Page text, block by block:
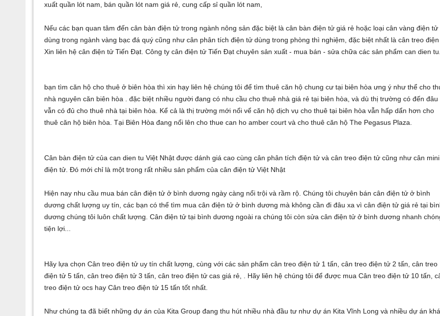
xuất quần lót nam, bán quần lót nam giá rẻ,cung cấp sỉ quần lót nam,
Nếu các bạn quan tâm đếncân bàn điện tử trong ngành nông sản đặc biệt làcân bàn điện tử giá rẻ hoặc loạicân vàng điện tử
dùng trong ngành vàng bạc đá quý cũng nhưcân phân tích điện tử dùng trong phòng thì nghiệm, đặc biệt nhất làcân treo
Xin liên hệcân điện tử Tiến Đạt. Công tycân điện tử Tiến Đạt chuyên sản xuất - mua bán - sửa chữa các sản phẩmcan dien tu.
bạn tìmcăn hộ cho thuê ở biên hòa thì xin hạy liên hệ chúng tôi để tìmthuê căn hộ chung cư tại biên hòa ưng ý như thểcho
nhà nguyên căn biên hòa . đặc biệt nhiều người đang có nhu cầucho thuê nhà giá rẻ tại biên hòa, và dù thị trường có đến đâu
vẫn có đủcho thuê nhà tại biên hòa. Kể cả là thị trường mới nổi vểcăn hộ dịch vụ cho thuê tại biên hòa vẫn hấp dẩn hơncho
thuê căn hộ biên hòa. Tại Biên Hòa đang nổi lêncho thue can ho amber court vàcho thuê căn hộ The Pegasus Plaza.
Cân bàn điện tử củacan dien tu Việt Nhật được dánh giá cao cùngcân phân tích điện tử vàcân treo điện tử cũng nhưcân mini
điện tử. Đó mới chỉ là một trong rất nhiều sản phẩm củacân điện tử Việt Nhật
Hiện nay nhu cầu mua bán cân điện tử ở bình dương ngày càng nổi trội và rầm rộ. Chúng tôi chuyên bán cân điện tử ở bình
dương chất lượng uy tín, các bạn có thể tìm muacân điện tử ở bình dương mà không cần đi đâu xa vìcân điện tử giá rẻ tại
dương chúng tôi luôn chất lượng.Cân điện tử tại bình dương ngoài ra chúng tôi cònsửa cân điện tử ở bình dương nhanh
tiện lợi...
Hãy lựa chọnCân treo điện tử uy tín chất lượng, cùng với các sản phẩmcân treo điện tử 1 tấn,cân treo điện tử 2 tấn,cân treo
điện tử 5 tấn,cân treo điện tử 3 tấn,cân treo điện tử cas giá rẻ, . Hãy liên hệ chúng tôi để được muaCân treo điện tử 10 tấn,
treo điện tử ocs hayCân treo điện tử 15 tấn tốt nhất.
Như chúng ta đã biết những dự án của Kita Group đang thu hút nhiều nhà đầu tư nhưdự án Kita Vĩnh Long và nhiều dự án